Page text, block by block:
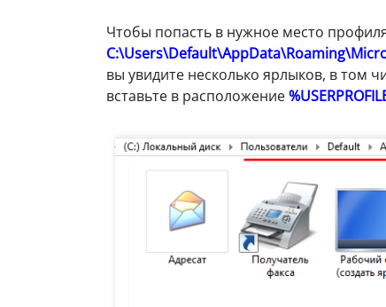
Чтобы попасть в нужное место
вы увидите несколько ярлыков, в том
вставьте в расположение